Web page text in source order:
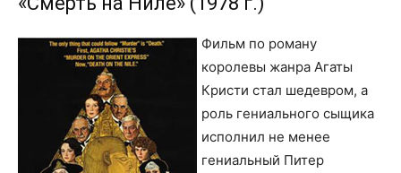
Фильм по роману
королевы жанра Агаты
Кристи стал шедевром, а
роль гениального сыщика
исполнил не менее
гениальный Питер